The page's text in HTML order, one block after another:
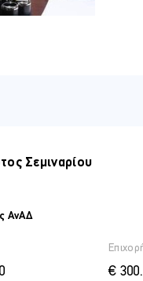
Ασκήσεις
Σεμιναρίου
ΑνΑΔ
€